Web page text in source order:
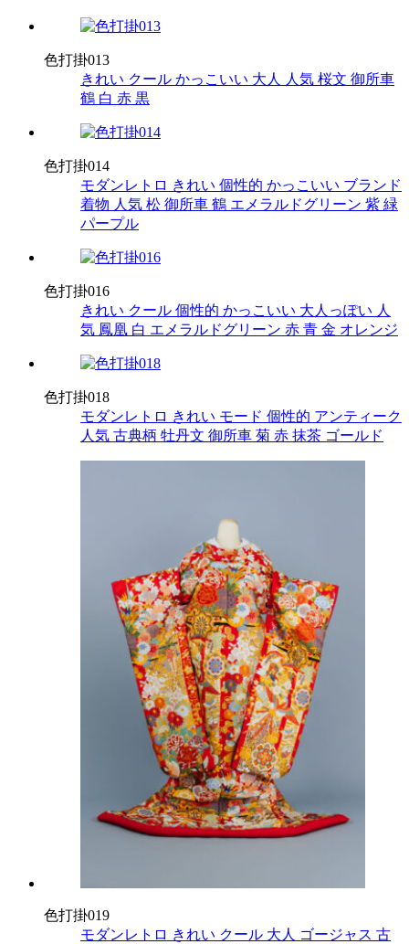
色打掛013
きれい クール かっこいい 大人 人気 桜文 御所車
鶴 白 赤 黒
色打掛014
モダンレトロ きれい 個性的 かっこいい ブランド
着物 人気 松 御所車 鶴 エメラルドグリーン 紫 緑
パープル
色打掛016
きれい クール 個性的 かっこいい 大人っぽい 人
気 鳳凰 白 エメラルドグリーン 赤 青 金 オレンジ
色打掛018
モダンレトロ きれい モード 個性的 アンティーク
人気 古典柄 牡丹文 御所車 菊 赤 抹茶 ゴールド
色打掛019
モダンレトロ きれい クール 大人 ゴージャス 古